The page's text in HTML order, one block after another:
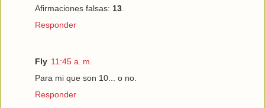
Afirmaciones falsas: 13.
Responder
Fly 11:45 a. m.
Para mi que son 10... o no.
Responder